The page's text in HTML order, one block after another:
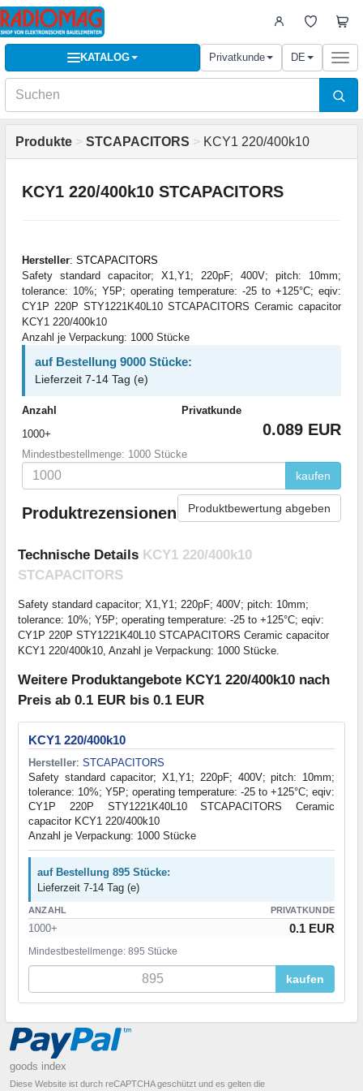
KATALOG Privatkunde DE
Produkte > STCAPACITORS > KCY1 220/400k10
KCY1 220/400k10 STCAPACITORS
Hersteller: STCAPACITORS
Safety standard capacitor; X1,Y1; 220pF; 400V; pitch: 10mm;
tolerance: 10%; Y5P; operating temperature: -25 to +125°C; eqiv:
CY1P 220P STY1221K40L10 STCAPACITORS Ceramic capacitor
KCY1 220/400k10
Anzahl je Verpackung: 1000 Stücke
auf Bestellung 9000 Stücke:
Lieferzeit 7-14 Tag (e)
Anzahl
Privatkunde
1000+
0.089 EUR
Mindestbestellmenge: 1000 Stücke
kaufen
Produktrezensionen Produktbewertung abgeben
Technische Details KCY1 220/400k10
STCAPACITORS
Safety standard capacitor; X1,Y1; 220pF; 400V; pitch: 10mm;
tolerance: 10%; Y5P; operating temperature: -25 to +125°C; eqiv:
CY1P 220P STY1221K40L10 STCAPACITORS Ceramic capacitor
KCY1 220/400k10, Anzahl je Verpackung: 1000 Stücke.
Weitere Produktangebote KCY1 220/400k10 nach
Preis ab 0.1 EUR bis 0.1 EUR
KCY1 220/400k10
Hersteller: STCAPACITORS
Safety standard capacitor; X1,Y1; 220pF; 400V; pitch: 10mm;
tolerance: 10%; Y5P; operating temperature: -25 to +125°C; eqiv:
CY1P 220P STY1221K40L10 STCAPACITORS Ceramic
capacitor KCY1 220/400k10
Anzahl je Verpackung: 1000 Stücke
auf Bestellung 895 Stücke:
Lieferzeit 7-14 Tag (e)
ANZAHL PRIVATKUNDE
1000+ 0.1 EUR
Mindestbestellmenge: 895 Stücke
kaufen
goods index
Diese Website ist durch reCAPTCHA geschützt und es gelten die